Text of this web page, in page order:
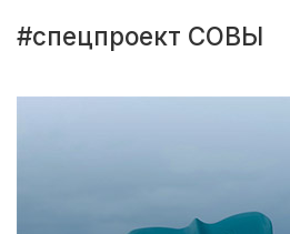
#спецпроект СОВЫ